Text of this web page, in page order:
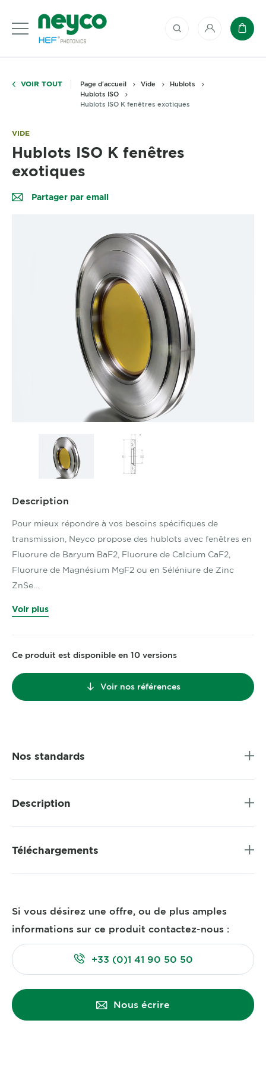
Mon compte
VOIR TOUT Page d'accueil Vide
Hublots
Hublots ISO
Hublots ISO K fenêtres exotiques
VIDE
Hublots ISO K fenêtres
exotiques
Partager par email
Description
Pour mieux répondre à vos besoins spécifiques de
transmission, Neyco propose des hublots avec fenêtres en
Fluorure de Baryum BaF2, Fluorure de Calcium CaF2,
Fluorure de Magnésium MgF2 ou en Séléniure de Zinc
ZnSe…
Voir plus
Ce produit est disponible en 10 versions
Voir nos références
Nos standards
Description
Téléchargements
Si vous désirez une offre, ou de plus amples
informations sur ce produit contactez-nous :
+33 (0)1 41 90 50 50
Nous écrire